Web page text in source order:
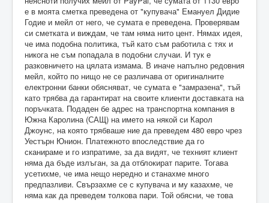
е в моята сметка преведена от "купувача" Емануел Дидие
Годие и мейл от него, че сумата е преведена. Проверявам
си сметката и виждам, че там няма нито цент. Нямах идея,
че има подобна политика, тъй като съм работила с тях и
никога не съм попадала в подобни случаи. И тук е
разковничето на цялата измама. В иначе напълно редовния
мейл, който по нищо не се различава от оригиналните
електронни банки обясняват, че сумата е "замразена", тъй
като трябва да гарантират на своите клиенти доставката на
поръчката. Подаден бе адрес на транспортна компания в
Южна Каролина (САЩ) на името на някой си Карол
Джоунс, на която трябваше ние да преведем 480 евро чрез
Уестърн Юнион. Платежното впоследствие да го
сканираме и го изпратиме, за да видят, че техният клиент
няма да бъде излъган, за да отблокират парите. Тогава
усетихме, че има нещо нередно и станахме много
предпазливи. Свързахме се с купувача и му казахме, че
няма как да преведем толкова пари. Той обясни, че това